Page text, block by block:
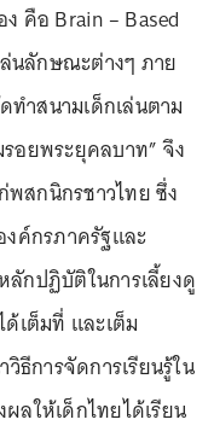
คือ Brain – Based
นลักษณะต่างๆ ภาย
ำสนามเด็กเล่นตาม
อยพระยุคลบาท” จึง
สกนิกรชาวไทย ซึ่ง
ค์กรภาครัฐและ
ลักปฏิบัติในการเลี้ยงดู
เต็มที่ และเต็ม
การจัดการเรียนรู้ใน
ลให้เด็กไทยได้เรียน